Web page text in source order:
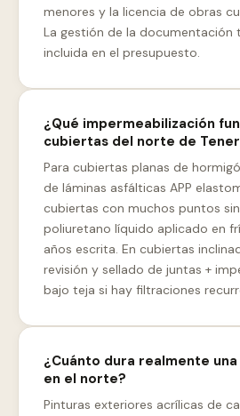
menores y la licencia de obras
La gestión de la documentación
incluida en el presupuesto.
¿Qué impermeabilización
cubiertas del norte de
Para cubiertas planas de
de láminas asfálticas APP
cubiertas con muchos puntos
poliuretano líquido aplicado en
años escrita. En cubiertas
revisión y sellado de juntas +
bajo teja si hay filtraciones
¿Cuánto dura realmente
en el norte?
Pinturas exteriores acrílicas de